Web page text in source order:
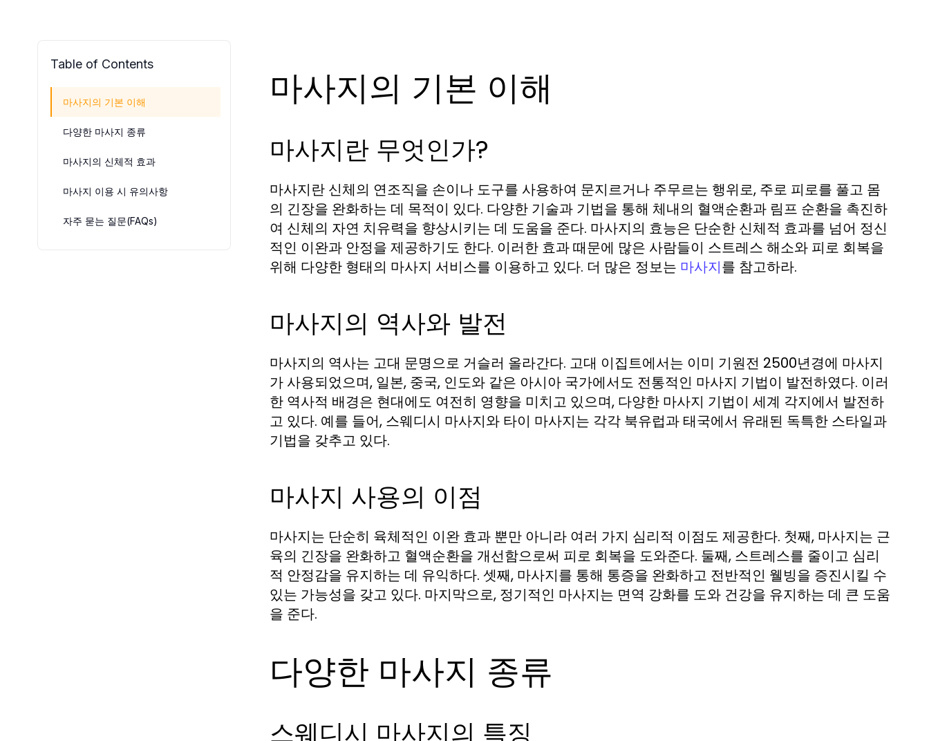
Table of Contents
마사지의 기본 이해
다양한 마사지 종류
마사지의 신체적 효과
마사지 이용 시 유의사항
자주 묻는 질문(FAQs)
마사지의 기본 이해
마사지란 무엇인가?
마사지란 신체의 연조직을 손이나 도구를 사용하여 문지르거나 주무르는 행위로, 주로 피로를 풀고 몸
의 긴장을 완화하는 데 목적이 있다. 다양한 기술과 기법을 통해 체내의 혈액순환과 림프 순환을 촉진하
여 신체의 자연 치유력을 향상시키는 데 도움을 준다. 마사지의 효능은 단순한 신체적 효과를 넘어 정신
적인 이완과 안정을 제공하기도 한다. 이러한 효과 때문에 많은 사람들이 스트레스 해소와 피로 회복을
위해 다양한 형태의 마사지 서비스를 이용하고 있다. 더 많은 정보는 마사지를 참고하라.
마사지의 역사와 발전
마사지의 역사는 고대 문명으로 거슬러 올라간다. 고대 이집트에서는 이미 기원전 2500년경에 마사지
가 사용되었으며, 일본, 중국, 인도와 같은 아시아 국가에서도 전통적인 마사지 기법이 발전하였다. 이러
한 역사적 배경은 현대에도 여전히 영향을 미치고 있으며, 다양한 마사지 기법이 세계 각지에서 발전하
고 있다. 예를 들어, 스웨디시 마사지와 타이 마사지는 각각 북유럽과 태국에서 유래된 독특한 스타일과
기법을 갖추고 있다.
마사지 사용의 이점
마사지는 단순히 육체적인 이완 효과 뿐만 아니라 여러 가지 심리적 이점도 제공한다. 첫째, 마사지는 근
육의 긴장을 완화하고 혈액순환을 개선함으로써 피로 회복을 도와준다. 둘째, 스트레스를 줄이고 심리
적 안정감을 유지하는 데 유익하다. 셋째, 마사지를 통해 통증을 완화하고 전반적인 웰빙을 증진시킬 수
있는 가능성을 갖고 있다. 마지막으로, 정기적인 마사지는 면역 강화를 도와 건강을 유지하는 데 큰 도움
을 준다.
다양한 마사지 종류
스웨디시 마사지의 특징